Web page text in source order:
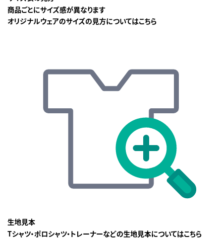
商品ごとにサイズ感が異なります
オリジナルウェアのサイズの見方についてはこちら
生地見本
Tシャツ・ポロシャツ・トレーナーなどの生地見本についてはこちら